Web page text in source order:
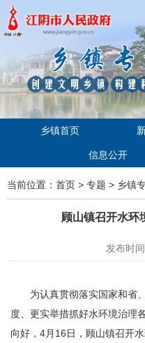
乡镇首页
信息公开
当前位置： 首页 > 专题 > 乡镇
顾山镇召开水环
发布时
为认真贯彻落实国家和省
度、更实举措抓好水环境治理
向好，4月16日，顾山镇召开